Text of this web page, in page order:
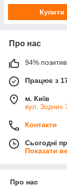
Купити
Про нас
94%
Працює з
м. Київ
вул. Зодчих
Контакти
Сьогодні
Показати
Про нас